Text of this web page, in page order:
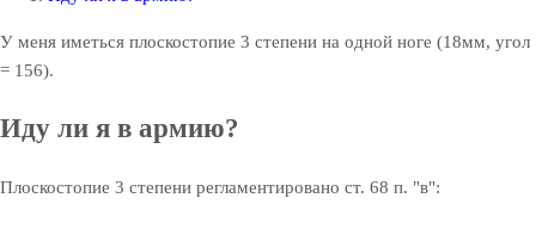
У меня иметься плоскостопие 3 степени на одной ноге (18мм, угол
= 156).
Иду ли я в армию?
Плоскостопие 3 степени регламентировано ст. 68 п. "в":